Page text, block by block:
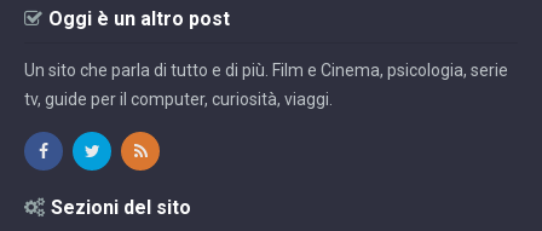
Oggi è un altro post
Un sito che parla di tutto e di più. Film e Cinema, psicologia, serie
tv, guide per il computer, curiosità, viaggi.
Sezioni del sito